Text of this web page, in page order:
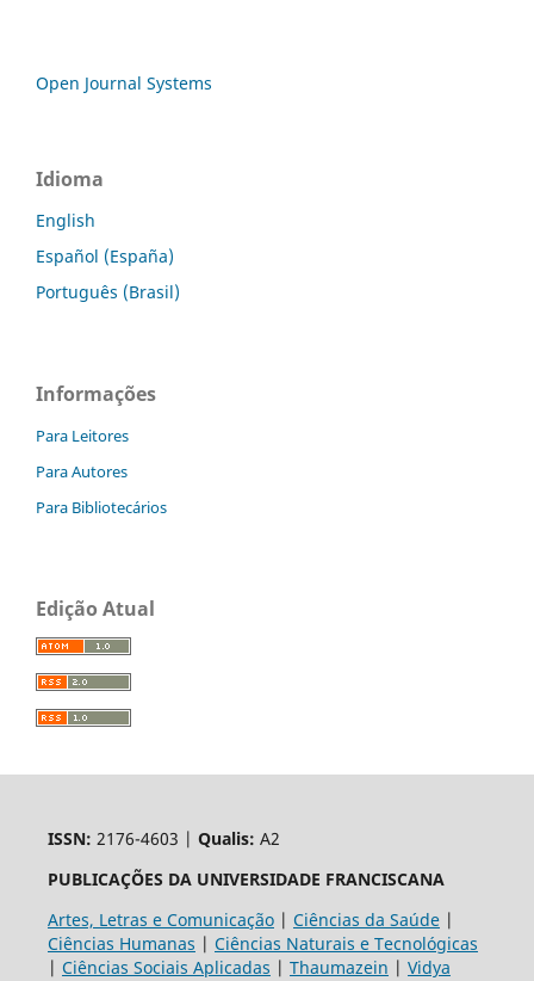
Open Journal Systems
Idioma
English
Español (España)
Português (Brasil)
Informações
Para Leitores
Para Autores
Para Bibliotecários
Edição Atual
ISSN: 2176-4603 | Qualis: A2
PUBLICAÇÕES DA UNIVERSIDADE FRANCISCANA
Artes, Letras e Comunicação| Ciências da Saúde|
Ciências Humanas | Ciências Naturais e Tecnológicas
| Ciências Sociais Aplicadas | Thaumazein | Vidya